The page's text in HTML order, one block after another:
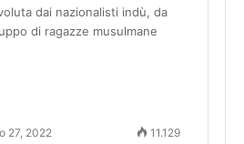
dai nazionalisti indù, da
di ragazze musulmane
27, 2022 11.129